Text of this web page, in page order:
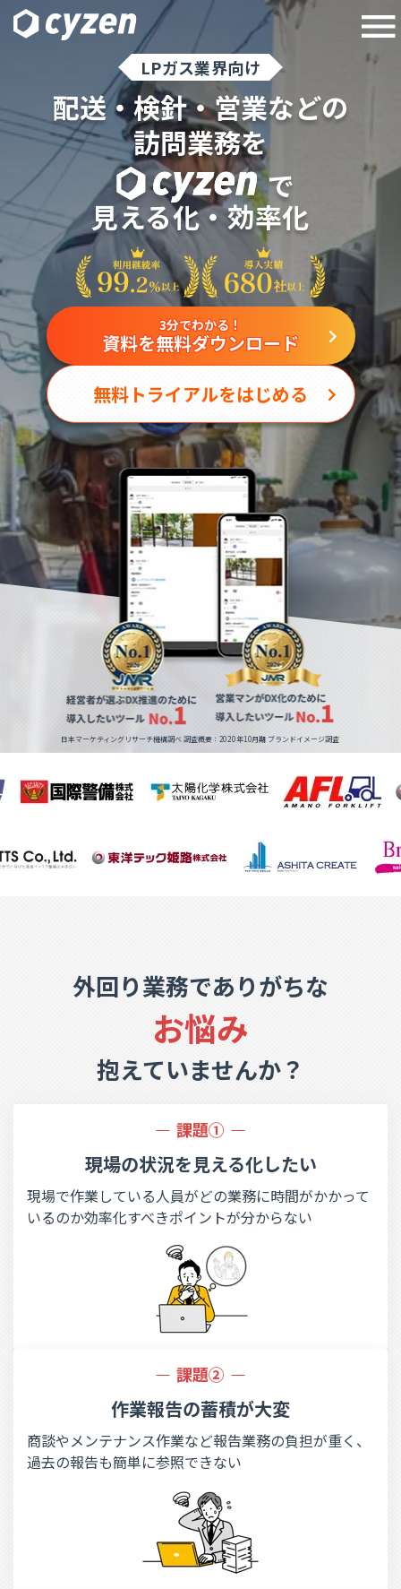
LPガス業界向け
配送・検針・営業などの
訪問業務を
で
見える化・効率化
3分でわかる！
資料を無料ダウンロード
無料トライアルをはじめる
日本マーケティングリサーチ機構調べ 調査概要：2020年10月期 ブランドイメージ調査
外回り業務でありがちな
お悩み
抱えていませんか？
課題①
現場の状況を見える化したい
現場で作業している人員がどの業務に時間がかかって
いるのか効率化すべきポイントが分からない
課題②
作業報告の蓄積が大変
商談やメンテナンス作業など報告業務の負担が重く、
過去の報告も簡単に参照できない